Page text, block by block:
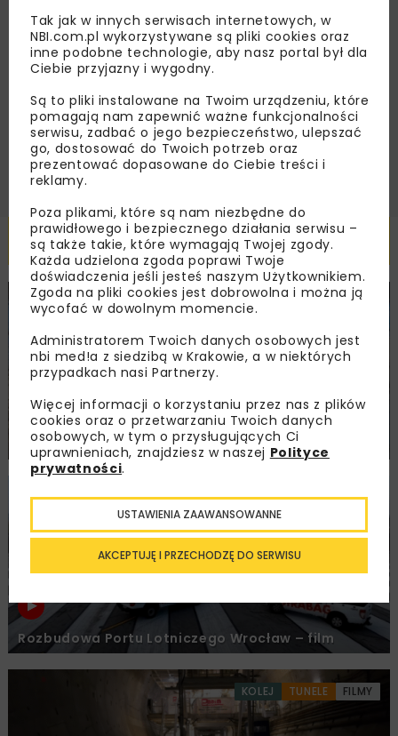
Zapoznałam/em się zPolityką Prywatnościi
Regulaminemoraz wyrażam zgodę na otrzymywanie na
podany przeze mnie adres e-mail korespondencji
ZAPISZ MNIE
Powiązane artykuły
DROGI FILMY
Obrót maszyny TBM „Karpatka”
BUDOWNICTWO DROGI FILMY
Rozbudowa Portu Lotniczego Wrocław – film
KOLEJ TUNELE FILMY
Tak jak w innych serwisach internetowych, w
NBI.com.pl wykorzystywane są pliki cookies oraz
inne podobne technologie, aby nasz portal był dla
Ciebie przyjazny i wygodny.
Są to pliki instalowane na Twoim urządzeniu, które
pomagają nam zapewnić ważne funkcjonalności
serwisu, zadbać o jego bezpieczeństwo, ulepszać
go, dostosować do Twoich potrzeb oraz
prezentować dopasowane do Ciebie treści i
reklamy.
Poza plikami, które są nam niezbędne do
prawidłowego i bezpiecznego działania serwisu –
są także takie, które wymagają Twojej zgody.
Każda udzielona zgoda poprawi Twoje
doświadczenia jeśli jesteś naszym Użytkownikiem.
Zgoda na pliki cookies jest dobrowolna i można ją
wycofać w dowolnym momencie.
Administratorem Twoich danych osobowych jest
nbi med!a z siedzibą w Krakowie, a w niektórych
przypadkach nasi Partnerzy.
Więcej informacji o korzystaniu przez nas z plików
cookies oraz o przetwarzaniu Twoich danych
osobowych, w tym o przysługujących Ci
uprawnieniach, znajdziesz w naszej Polityce
prywatności.
AKCEPTUJĘ I PRZECHODZĘ DO SERWISU
USTAWIENIA ZAAWANSOWANNE